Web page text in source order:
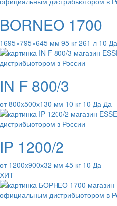
BORNEO 1700
1695×795×645 мм 95 кг 261 л 10 Да
IN F 800/3
от 800x500х130 мм 10 кг 10 Да Да
IP 1200/2
от 1200х900х32 мм 45 кг 10 Да
ХИТ